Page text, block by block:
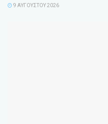
9 ΑΥΓΟΎΣΤΟΥ 2026